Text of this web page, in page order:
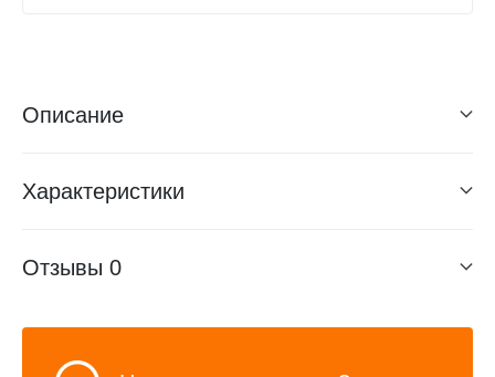
Описание
Характеристики
Отзывы 0